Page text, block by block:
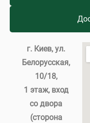
г. Киев, ул.
Белорусская,
10/18,
1 этаж, вход
со двора
(сторона